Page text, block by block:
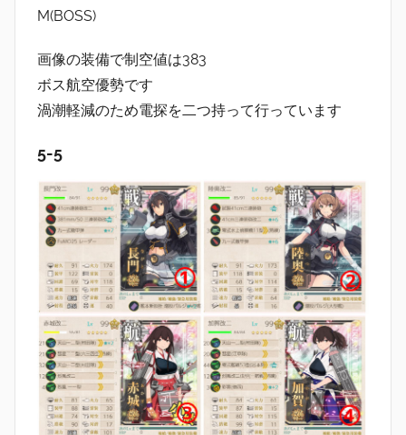
M(BOSS)
画像の装備で制空値は383
ボス航空優勢です
渦潮軽減のため電探を二つ持って行っています
5-5